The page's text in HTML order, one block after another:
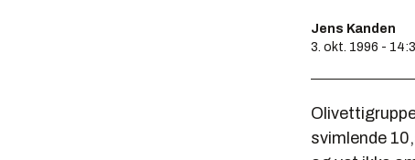
Jens Kanden
3. okt. 1996 -
svimlende